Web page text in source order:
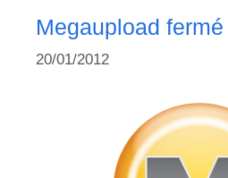
Megaupload
20/01/2012